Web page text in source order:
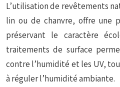
L’utilisation de revêtements
lin ou de chanvre, offre une
préservant le caractère
traitements de surface
contre l’humidité et les UV,
à réguler l’humidité ambiante.